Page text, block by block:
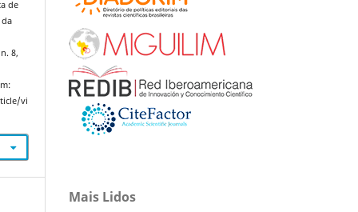
de
da
8,
vi
Mais Lidos